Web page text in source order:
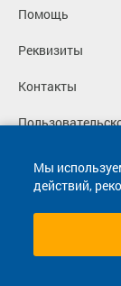
Мы
действий,
Помощь
Реквизиты
Контакты
Политика
Согласие на
© 2013-2026,